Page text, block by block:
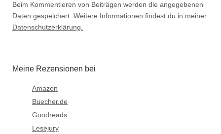
Beim Kommentieren von Beiträgen werden die angegebenen
Daten gespeichert. Weitere Informationen findest du in meiner
Datenschutzerklärung.
Meine Rezensionen bei
Amazon
Buecher.de
Goodreads
Lesejury